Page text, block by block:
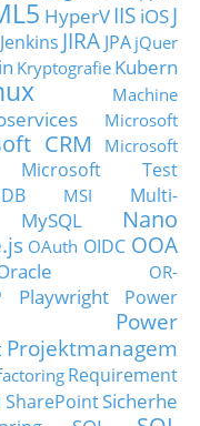
HyperVIIS iOSJ
Jenkins JIRA JPA jQuer
Kryptografie Kubern
Machine
Microsoft
CRM
Microsoft
Microsoft Test
MSI
Multi-
MySQL
Nano
OAuth OIDC OOA
OR-
Playwright
Power
Power
Projektmanagem
Requirement
SharePointSicherhe